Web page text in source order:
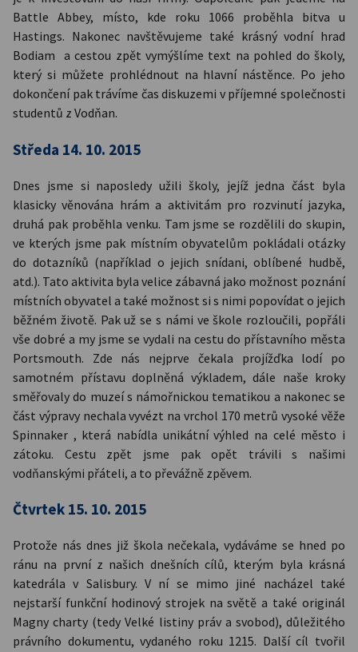
Battle Abbey, místo, kde roku 1066 proběhla bitva u
Hastings. Nakonec navštěvujeme také krásný vodní hrad
Bodiam a cestou zpět vymýšlíme text na pohled do školy,
který si můžete prohlédnout na hlavní nástěnce. Po jeho
dokončení pak trávíme čas diskuzemi v příjemné společnosti
studentů z Vodňan.
Středa 14. 10. 2015
Dnes jsme si naposledy užili školy, jejíž jedna část byla
klasicky věnována hrám a aktivitám pro rozvinutí jazyka,
druhá pak proběhla venku. Tam jsme se rozdělili do skupin,
ve kterých jsme pak místním obyvatelům pokládali otázky
do dotazníků (například o jejich snídani, oblíbené hudbě,
atd.). Tato aktivita byla velice zábavná jako možnost poznání
místních obyvatel a také možnost si s nimi popovídat o jejich
běžném životě. Pak už se s námi ve škole rozloučili, popřáli
vše dobré a my jsme se vydali na cestu do přístavního města
Portsmouth. Zde nás nejprve čekala projížďka lodí po
samotném přístavu doplněná výkladem, dále naše kroky
směřovaly do muzeí s námořnickou tematikou a nakonec se
část výpravy nechala vyvézt na vrchol 170 metrů vysoké věže
Spinnaker , která nabídla unikátní výhled na celé město i
zátoku. Cestu zpět jsme pak opět trávili s našimi
vodňanskými přáteli, a to převážně zpěvem.
Čtvrtek 15. 10. 2015
Protože nás dnes již škola nečekala, vydáváme se hned po
ránu na první z našich dnešních cílů, kterým byla krásná
katedrála v Salisbury. V ní se mimo jiné nacházel také
nejstarší funkční hodinový strojek na světě a také originál
Magny charty (tedy Velké listiny práv a svobod), důležitého
právního dokumentu, vydaného roku 1215. Další cíl tvořil